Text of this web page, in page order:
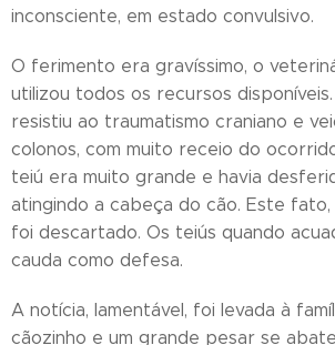
inconsciente, em estado convulsivo.
O ferimento era gravíssimo, o
utilizou todos os recursos
resistiu ao traumatismo craniano e
colonos, com muito receio do
teiú era muito grande e havia
atingindo a cabeça do cão. Este fato,
foi descartado. Os teiús quando
cauda como defesa.
A notícia, lamentável, foi levada à
cãozinho e um grande pesar se